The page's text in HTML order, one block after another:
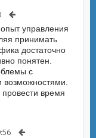
управления
принимать
достаточно
понятен.
с
время